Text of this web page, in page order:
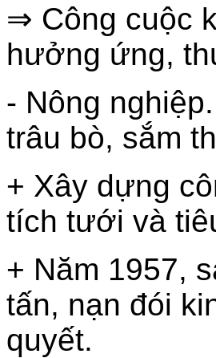
⇒ Công cuộc
hưởng ứng,
- Nông
trâu bò, sắm
+ Xây dựng
tích tưới và
+ Năm 1957,
tấn, nạn đói
quyết.